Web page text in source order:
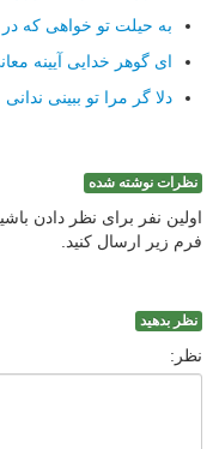
به حیلت تو خواهی كه در
ای گوهر خدایی آیینه
دلا گر مرا تو ببینی ندانی
نظرات نوشته شده
اولین نفر برای نظر دادن
فرم زیر ارسال کنید.
نظر بدهید
نظر: